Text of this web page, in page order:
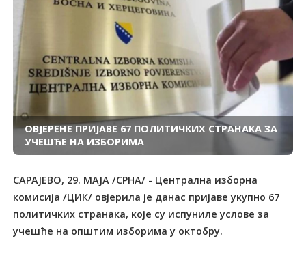
ОВЈЕРЕНЕ ПРИЈАВЕ 67 ПОЛИТИЧКИХ СТРАНАКА ЗА
УЧЕШЋЕ НА ИЗБОРИМА
САРАЈЕВО, 29. МАЈА /СРНА/ - Централна изборна
комисија /ЦИК/ овјерила је данас пријаве укупно 67
политичких странака, које су испуниле услове за
учешће на oпштим изборима у октобру.